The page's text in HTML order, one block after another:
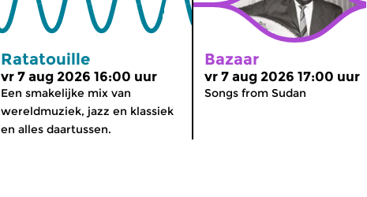
Ratatouille
vr 7 aug 2026 16:00 uur
Een smakelijke mix van
wereldmuziek, jazz en klassiek
en alles daartussen.
Bazaar
vr 7 aug 2026 17:00 uur
Songs from Sudan